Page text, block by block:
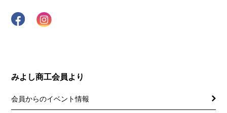
みよし商工会員より
会員からのイベント情報